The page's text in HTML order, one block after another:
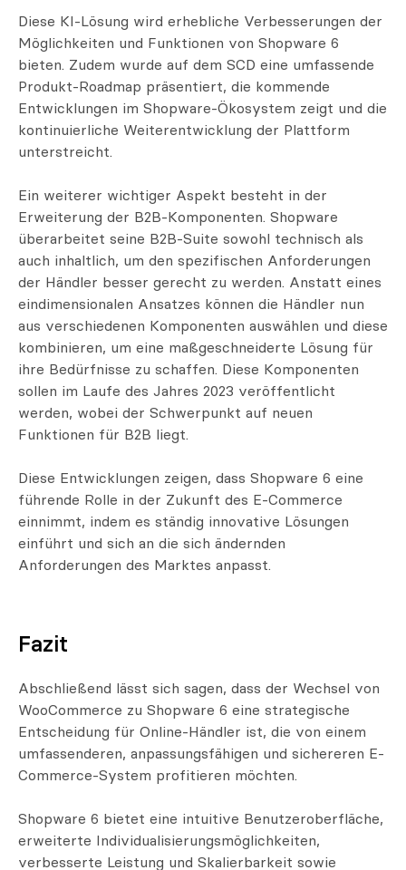
Diese KI-Lösung wird erhebliche Verbesserungen der
Möglichkeiten und Funktionen von Shopware 6
bieten. Zudem wurde auf dem SCD eine umfassende
Produkt-Roadmap präsentiert, die kommende
Entwicklungen im Shopware-Ökosystem zeigt und die
kontinuierliche Weiterentwicklung der Plattform
unterstreicht.
Ein weiterer wichtiger Aspekt besteht in der
Erweiterung der B2B-Komponenten. Shopware
überarbeitet seine B2B-Suite sowohl technisch als
auch inhaltlich, um den spezifischen Anforderungen
der Händler besser gerecht zu werden. Anstatt eines
eindimensionalen Ansatzes können die Händler nun
aus verschiedenen Komponenten auswählen und diese
kombinieren, um eine maßgeschneiderte Lösung für
ihre Bedürfnisse zu schaffen. Diese Komponenten
sollen im Laufe des Jahres 2023 veröffentlicht
werden, wobei der Schwerpunkt auf neuen
Funktionen für B2B liegt.
Diese Entwicklungen zeigen, dass Shopware 6 eine
führende Rolle in der Zukunft des E-Commerce
einnimmt, indem es ständig innovative Lösungen
einführt und sich an die sich ändernden
Anforderungen des Marktes anpasst.
Fazit
Abschließend lässt sich sagen, dass der Wechsel von
WooCommerce zu Shopware 6 eine strategische
Entscheidung für Online-Händler ist, die von einem
umfassenderen, anpassungsfähigen und sichereren E-
Commerce-System profitieren möchten.
Shopware 6 bietet eine intuitive Benutzeroberfläche,
erweiterte Individualisierungsmöglichkeiten,
verbesserte Leistung und Skalierbarkeit sowie